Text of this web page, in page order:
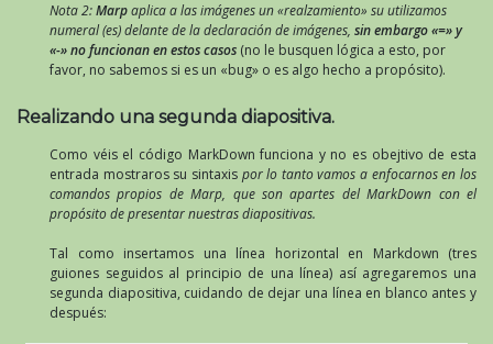
Nota 2:Marpaplica a las imágenes un «realzamiento» su utilizamos
numeral (es) delante de la declaración de imágenes, sin embargo «=» y
«-» no funcionan en estos casos (no le busquen lógica a esto, por
favor, no sabemos si es un «bug» o es algo hecho a propósito).
Realizando una segunda diapositiva.
Como véis el código MarkDown funciona y no es obejtivo de esta
entrada mostraros su sintaxis por lo tanto vamos a enfocarnos en los
comandos propios de Marp, que son apartes del MarkDown con el
propósito de presentar nuestras diapositivas.
Tal como insertamos una línea horizontal en Markdown (tres
guiones seguidos al principio de una línea) así agregaremos una
segunda diapositiva, cuidando de dejar una línea en blanco antes y
después: